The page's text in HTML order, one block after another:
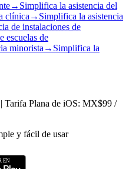
→ Simplifica la asistencia del
clínica → Simplifica la asistencia
de instalaciones de
escuelas de
minorista → Simplifica la
Tarifa Plana de iOS: MX$99 /
y fácil de usar